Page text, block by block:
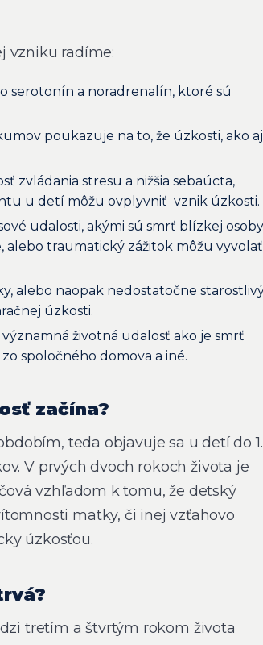
vzniku radíme:
serotonín a noradrenalín, ktoré sú
poukazuje na to, že úzkosti, ako aj
zvládania stresu a nižšia sebaúcta,
u detí môžu ovplyvniť vznik úzkosti.
udalosti, akými sú smrť blízkej
alebo traumatický zážitok môžu vyvolať
alebo naopak nedostatočne
úzkosti.
životná udalosť ako je smrť
spoločného domova a iné.
začína?
teda objavuje sa u detí do 1.
V prvých dvoch rokoch života je
vzhľadom k tomu, že detský
matky, či inej vzťahovo
úzkosťou.
tretím a štvrtým rokom života